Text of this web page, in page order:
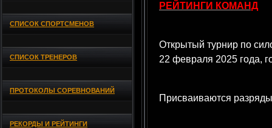
СПИСОК СПОРТСМЕНОВ
СПИСОК ТРЕНЕРОВ
ПРОТОКОЛЫ СОРЕВНОВАНИЙ
РЕКОРДЫ И РЕЙТИНГИ
РЕЙТИНГИ КОМАНД
Открытый турнир по
22 февраля 2025 года,
Присваиваются